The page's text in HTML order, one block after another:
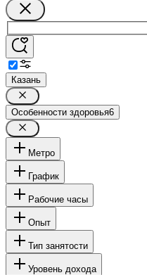
Казань
Особенности здоровья6
Метро
График
Рабочие часы
Опыт
Тип занятости
Уровень дохода